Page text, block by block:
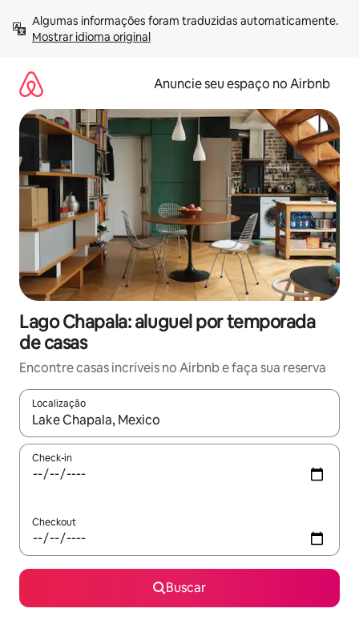
para
Mostrar idioma original
Anuncie seu espaço no Airbnb
Lago Chapala: aluguel por temporada
de casas
Encontre casas incríveis no Airbnb e faça sua reserva
Localização
Quando os resultados estiverem disponíveis, explore-os
Check-in
Checkout
Buscar